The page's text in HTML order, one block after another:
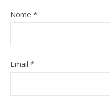
Nome *
Email *